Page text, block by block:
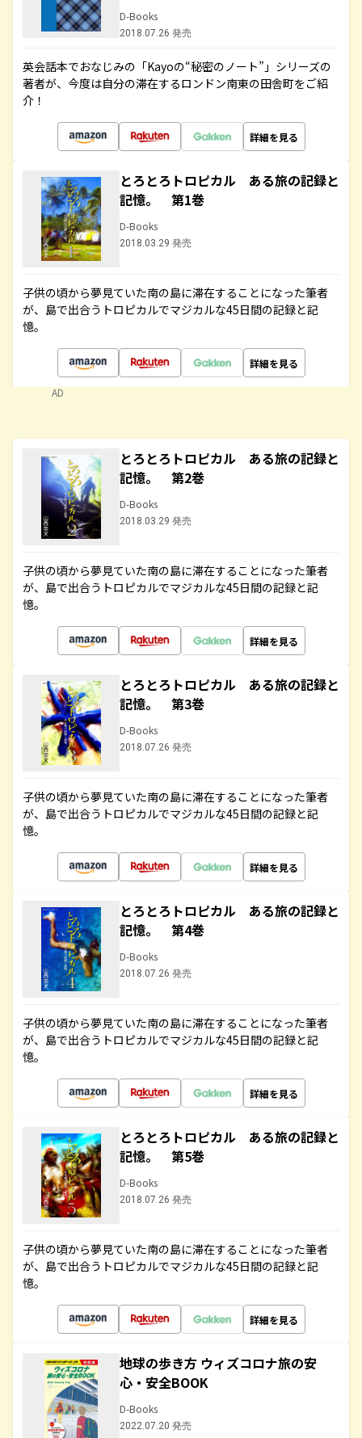
D-Books
2018.07.26 発売
英会話本でおなじみの「Kayoの“秘密のノート”」シリーズの
著者が、今度は自分の滞在するロンドン南東の田舎町をご紹
介！
詳細を見る
とろとろトロピカル ある旅の記録と
記憶。 第1巻
D-Books
2018.03.29 発売
子供の頃から夢見ていた南の島に滞在することになった筆者
が、島で出合うトロピカルでマジカルな45日間の記録と記
憶。
詳細を見る
AD
とろとろトロピカル ある旅の記録と
記憶。 第2巻
D-Books
2018.03.29 発売
子供の頃から夢見ていた南の島に滞在することになった筆者
が、島で出合うトロピカルでマジカルな45日間の記録と記
憶。
詳細を見る
とろとろトロピカル ある旅の記録と
記憶。 第3巻
D-Books
2018.07.26 発売
子供の頃から夢見ていた南の島に滞在することになった筆者
が、島で出合うトロピカルでマジカルな45日間の記録と記
憶。
詳細を見る
とろとろトロピカル ある旅の記録と
記憶。 第4巻
D-Books
2018.07.26 発売
子供の頃から夢見ていた南の島に滞在することになった筆者
が、島で出合うトロピカルでマジカルな45日間の記録と記
憶。
詳細を見る
とろとろトロピカル ある旅の記録と
記憶。 第5巻
D-Books
2018.07.26 発売
子供の頃から夢見ていた南の島に滞在することになった筆者
が、島で出合うトロピカルでマジカルな45日間の記録と記
憶。
詳細を見る
地球の歩き方 ウィズコロナ旅の安
心・安全BOOK
D-Books
2022.07.20 発売